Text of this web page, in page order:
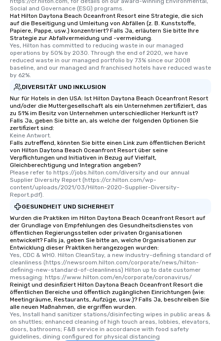
Social and Governance (ESG) programs.
Hat Hilton Daytona Beach Oceanfront Resort eine Strategie, die sich
auf die Beseitigung und Umleitung von Abfällen (z. B. Kunststoffe,
Papiere, Pappe, usw.) konzentriert? Falls Ja, erläutern Sie bitte Ihre
Strategie zur Abfallvermeidung und -vermeidung.
Yes, Hilton has committed to reducing waste in our managed
operations by 50% by 2030. Through the end of 2020, we have
reduced waste in our managed portfolio by 73% since our 2008
baseline, and our managed and franchised hotels have reduced waste
by 62%.
DIVERSITÄT UND INKLUSION
Nur für Hotels in den USA: Ist Hilton Daytona Beach Oceanfront Resort
und/oder die Muttergesellschaft als ein Unternehmen zertifiziert, das
zu 51% im Besitz von Unternehmen unterschiedlicher Herkunft ist?
Falls Ja, geben Sie bitte an, als welche der folgenden Optionen Sie
zertifiziert sind:
Keine Antwort.
Falls zutreffend, könnten Sie bitte einen Link zum öffentlichen Bericht
von Hilton Daytona Beach Oceanfront Resort über seine
Verpflichtungen und Initiativen in Bezug auf Vielfalt,
Gleichberechtigung und Integration angeben?
Please refer to https://jobs.hilton.com/diversity and our annual
Supplier Diversity Report (https://cr.hilton.com/wp-
content/uploads/2021/03/Hilton-2020-Supplier-Diversity-
Report.pdf).
GESUNDHEIT UND SICHERHEIT
Wurden die Praktiken im Hilton Daytona Beach Oceanfront Resort auf
der Grundlage von Empfehlungen des Gesundheitsdienstes von
öffentlichen Regierungsstellen oder privaten Organisationen
entwickelt? Falls ja, geben Sie bitte an, welche Organisationen zur
Entwicklung dieser Praktiken herangezogen wurden:
Yes, CDC & WHO. Hilton CleanStay, a new industry-defining standard of
cleanliness (https://newsroom.hilton.com/corporate/news/hilton-
defining-new-standard-of-cleanliness) Hilton up to date customer
messaging: https://www.hilton.com/en/corporate/coronavirus/
Reinigt und desinfiziert Hilton Daytona Beach Oceanfront Resort die
öffentlichen Bereiche und öffentlich zugänglichen Einrichtungen (wie:
Meetingräume, Restaurants, Aufzüge, usw.)? Falls Ja, beschreiben Sie
alle neuen Maßnahmen, die ergriffen wurden.
Yes, Install hand sanitizer stations/disinfecting wipes in public areas &
on shuttles; enhanced cleaning of high touch areas, lobbies, elevators,
doors, bathrooms; F&B service in accordance with food safety
guidelines, dining configured for physical distancing